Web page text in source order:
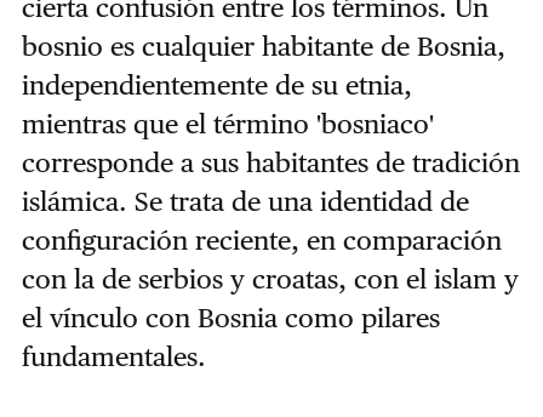
cierta confusión entre los términos. Un
bosnio es cualquier habitante de Bosnia,
independientemente de su etnia,
mientras que el término 'bosniaco'
corresponde a sus habitantes de tradición
islámica. Se trata de una identidad de
configuración reciente, en comparación
con la de serbios y croatas, con el islam y
el vínculo con Bosnia como pilares
fundamentales.